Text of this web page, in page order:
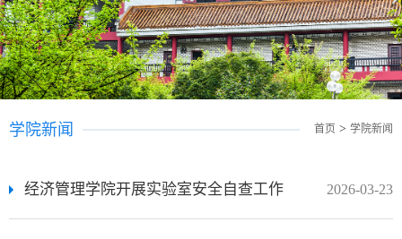
首页 > 学院新闻
学院新闻
经济管理学院开展实验室安全自查工作 2026-03-23